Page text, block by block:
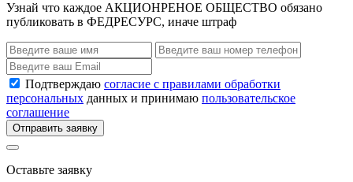
Узнай что каждое АКЦИОНРЕНОЕ ОБЩЕСТВО обязано
публиковать в ФЕДРЕСУРС, иначе штраф
Подтверждаю согласие с правилами обработки
персональных данных и принимаю пользовательское
соглашение
Отправить заявку
Оставьте заявку